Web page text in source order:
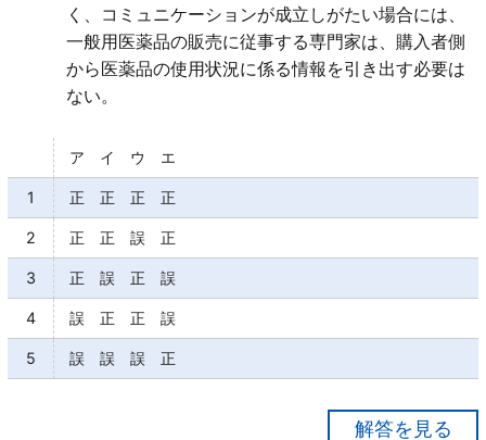
く、コミュニケーションが成立しがたい場合には、
一般用医薬品の販売に従事する専門家は、購入者側
から医薬品の使用状況に係る情報を引き出す必要は
ない。
ア イ ウ エ
1 正 正 正 正
2 正 正 誤 正
3 正 誤 正 誤
4 誤 正 正 誤
5 誤 誤 誤 正